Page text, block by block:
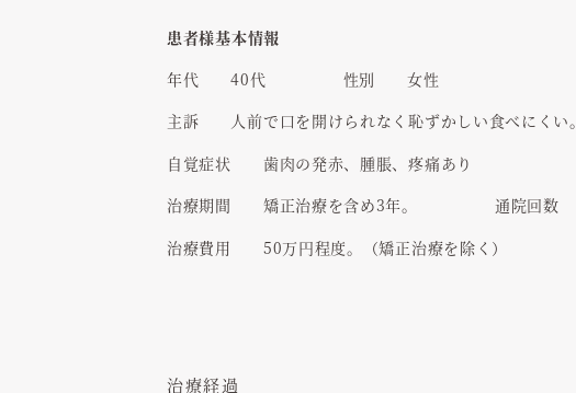
患者様基本情報
年代
40代 性別
女性
主訴
人前で口を開けられなく恥ずかしい食べにくい。
自覚症状
歯肉の発赤、腫脹、疼痛あり
治療期間
矯正治療を含め3年。 通院回数
治療費用
50万円程度。（矯正治療を除く）
治療経過